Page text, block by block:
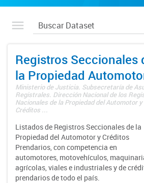
Registros Seccionales
la Propiedad
Ministerio de Justicia. Subsecretaría de
Registrales. Dirección Nacional de los
Nacionales de la Propiedad del Automotor y
Créditos ...
Listados de Registros Seccionales de la
Propiedad del Automotor y Créditos
Prendarios, con competencia en
automotores, motovehículos,
agrícolas, viales e industriales y de
prendarios de todo el país.